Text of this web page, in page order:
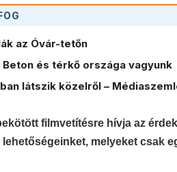
az Óvár-tetőn
Beton és térkő országa vagyunk
látszik közelről –
filmvetítésre hívja az
lehetőségeinket, melyeket csak